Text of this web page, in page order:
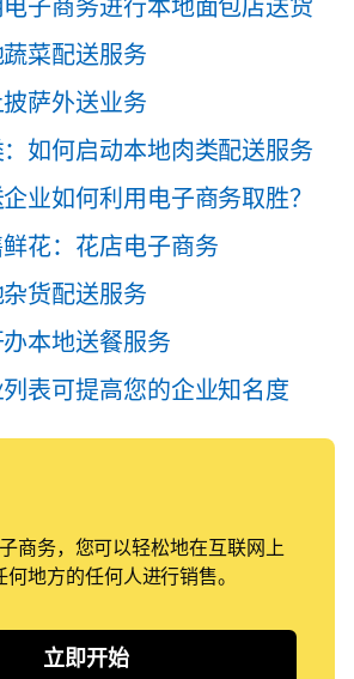
子商务进行本地面包店送货
菜配送服务
萨外送业务
如何启动本地肉类配送服务
业如何利用电子商务取胜？
花：花店电子商务
货配送服务
本地送餐服务
表可提高您的企业知名度
商务，您可以轻松地在互联网上
地方的任何人进行销售。
立即开始